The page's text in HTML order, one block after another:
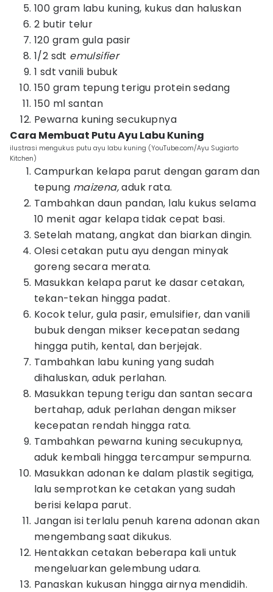
100 gram labu kuning, kukus dan haluskan
2 butir telur
120 gram gula pasir
1/2 sdt emulsifier
1 sdt vanili bubuk
150 gram tepung terigu protein sedang
150 ml santan
Pewarna kuning secukupnya
Cara Membuat Putu Ayu Labu Kuning
ilustrasi mengukus putu ayu labu kuning (YouTube.com/Ayu Sugiarto
Kitchen)
Campurkan kelapa parut dengan garam dan
tepung maizena,aduk rata.
Tambahkan daun pandan, lalu kukus selama
10 menit agar kelapa tidak cepat basi.
Setelah matang, angkat dan biarkan dingin.
Olesi cetakan putu ayu dengan minyak
goreng secara merata.
Masukkan kelapa parut ke dasar cetakan,
tekan-tekan hingga padat.
Kocok telur, gula pasir, emulsifier, dan vanili
bubuk dengan mikser kecepatan sedang
hingga putih, kental, dan berjejak.
Tambahkan labu kuning yang sudah
dihaluskan, aduk perlahan.
Masukkan tepung terigu dan santan secara
bertahap, aduk perlahan dengan mikser
kecepatan rendah hingga rata.
Tambahkan pewarna kuning secukupnya,
aduk kembali hingga tercampur sempurna.
Masukkan adonan ke dalam plastik segitiga,
lalu semprotkan ke cetakan yang sudah
berisi kelapa parut.
Jangan isi terlalu penuh karena adonan akan
mengembang saat dikukus.
Hentakkan cetakan beberapa kali untuk
mengeluarkan gelembung udara.
Panaskan kukusan hingga airnya mendidih.